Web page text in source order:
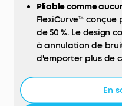
Pliable comme
FlexiCurve™
de 50 %. Le design
à annulation de
d'emporter plus de
Amélioré, le
En